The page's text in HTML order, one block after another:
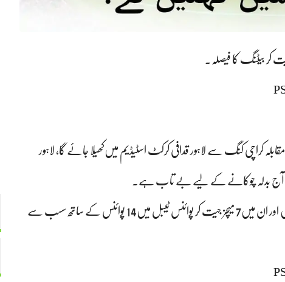
ویں‌میچ اج لاہور قلندر کا مقابلہ کراچی کنگ سے لاہور قدافی کرکٹ اسٹیڈیم میں‌کھیلا جائے گا، لاہور
کنگ آج بدلہ چوکانے کے لیے بے تاب ہے.
پی ایس ایل 2023، میں لاہور قلندر اب تک 9 میچز کھلیے گے ہیں اور ان میں‌7 میچز جیت کر پوائنس ٹیبل میں14 پوائنس کے ساتھ سسب سے